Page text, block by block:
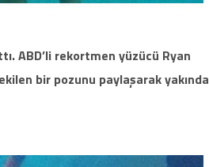
ABD’li rekortmen yüzücü Ryan
bir pozunu paylaşarak yakında